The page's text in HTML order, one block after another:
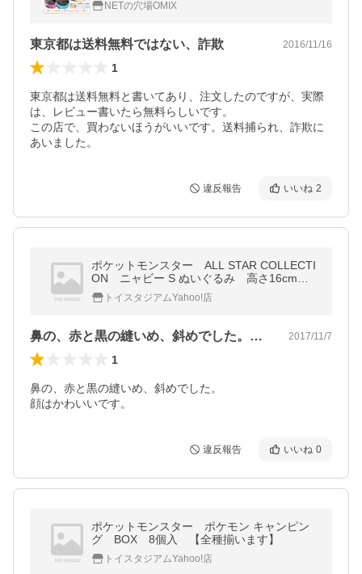
NETの穴場OMIX
東京都は送料無料ではない、詐欺 2016/11/16
1
東京都は送料無料と書いてあり、注文したのですが、実際
は、レビュー書いたら無料らしいです。
この店で、買わないほうがいいです。送料捕られ、詐欺に
あいました。
違反報告 いいね 2
ポケットモンスター ALL STAR COLLECTI
ON ニャビー S ぬいぐるみ 高さ16cm P
P55トイスタジアムYahoo!店
鼻の、赤と黒の縫いめ、斜めでした。顔は… 2017/11/7
1
鼻の、赤と黒の縫いめ、斜めでした。
顔はかわいいです。
違反報告 いいね 0
ポケットモンスター ポケモン キャンピン
グ BOX 8個入 【全種揃います】
トイスタジアムYahoo!店